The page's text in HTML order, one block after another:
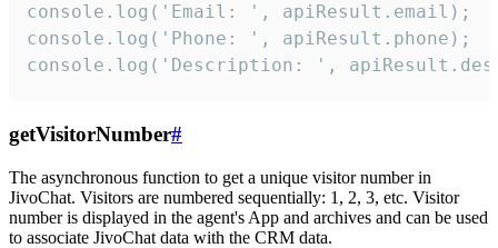
console.log('Email: ', apiResult.email);
console.log('Phone: ', apiResult.phone);
console.log('Description: ',
getVisitorNumber#
The asynchronous function to get a unique visitor number in
JivoChat. Visitors are numbered sequentially: 1, 2, 3, etc. Visitor
number is displayed in the agent's App and archives and can be used
to associate JivoChat data with the CRM data.